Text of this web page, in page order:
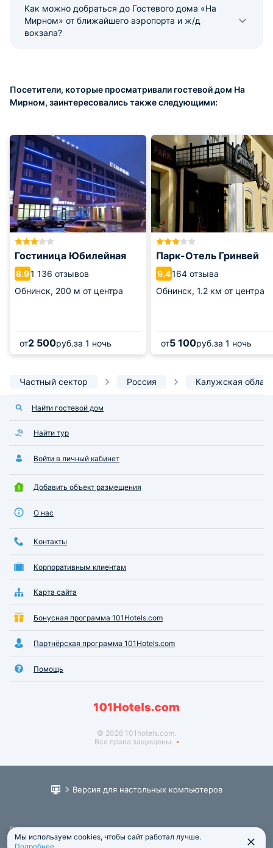
Как можно добраться до Гостевого дома «На
Мирном» от ближайшего аэропорта и ж/д
вокзала?
Посетители, которые просматривали гостевой дом На
Мирном, заинтересовались также следующими:
Гостиница Юбилейная
8.91 136 отзывов
Обнинск, 200 м от центра
от2 500руб.за 1 ночь
Парк-Отель Гринвей
9.4164 отзыва
Обнинск, 1.2 км от центра
от5 100руб.за 1 ночь
Частный сектор Россия Калужская
Найти гостевой дом
Найти тур
Войти в личный кабинет
Добавить объект размещения
О нас
Контакты
Корпоративным клиентам
Карта сайта
Бонусная программа 101Hotels.com
Партнёрская программа 101Hotels.com
Помощь
© 2026 101hotels.com.
Все права защищены.
Версия для настольных компьютеров
Пользовательское соглашение
Юридическая информация
Мы используем cookies, чтобы сайт работал лучше.